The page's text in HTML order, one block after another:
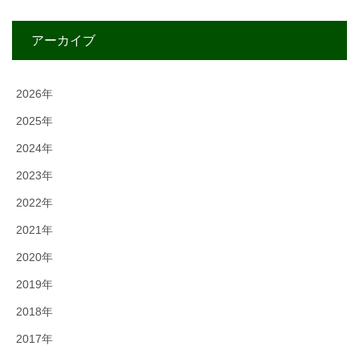
アーカイブ
2026年
2025年
2024年
2023年
2022年
2021年
2020年
2019年
2018年
2017年